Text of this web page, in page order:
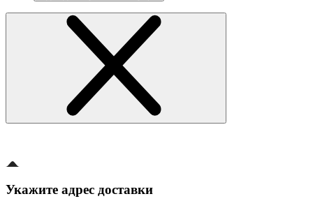
Укажите адрес доставки